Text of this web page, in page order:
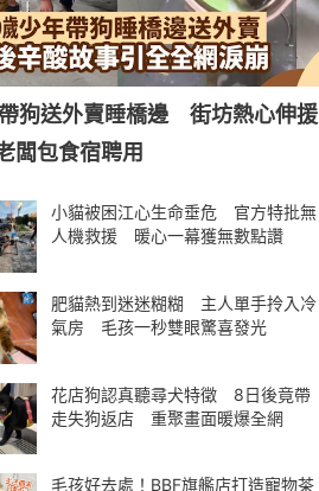
狗送外賣睡橋邊 街坊熱心伸援
包食宿聘用
小貓被困江心生命垂危 官方特批無
人機救援 暖心一幕獲無數點讚
肥貓熱到迷迷糊糊 主人單手拎入冷
氣房 毛孩一秒雙眼驚喜發光
花店狗認真聽尋犬特徵 8日後竟帶
走失狗返店 重聚畫面暖爆全網
毛孩好去處！BBF旗艦店打造寵物茶